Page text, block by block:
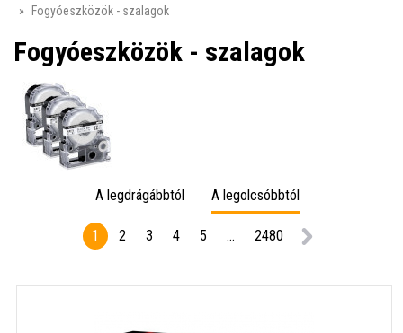
»
Fogyóeszközök - szalagok
Fogyóeszközök - szalagok
A legdrágábbtól A legolcsóbbtól
1 2 3 4 5 ... 2480